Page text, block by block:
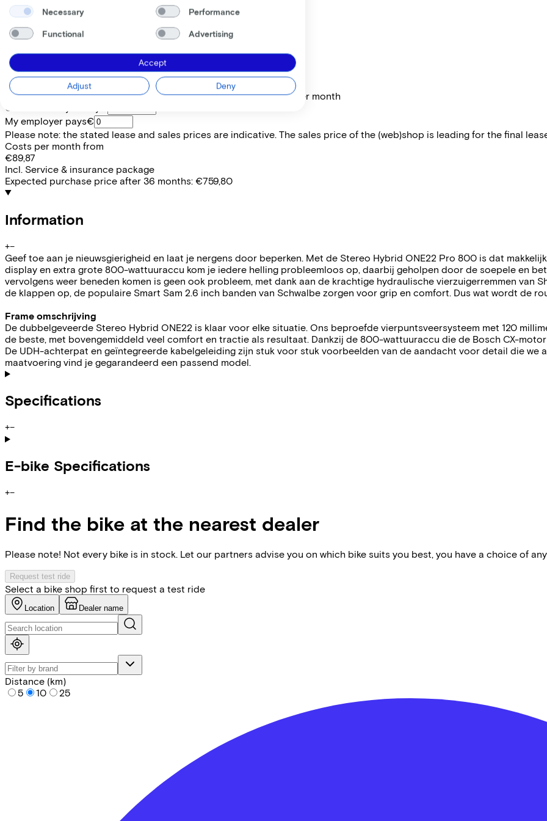
Diamond
106
No
EMPLOYEE SELF-EMPLOYED
Lease this bike through your employer. Calculate the lease price per month
Gross monthly salary
My employer pays€
Please note: the stated lease and sales prices are indicative. The sales price of the (web)shop is leading for the final
Costs per month from
€89,87
Incl. Service & insurance package
Expected purchase price after 36 months: €759,80
Information
+−
Geef toe aan je nieuwsgierigheid en laat je nergens door beperken. Met de Stereo Hybrid ONE22 Pro 800 is dat
display en extra grote 800-wattuuraccu kom je iedere helling probleemloos op, daarbij geholpen door de soepele en
vervolgens weer beneden komen is geen ook probleem, met dank aan de krachtige hydraulische vierzuigerremmen van
de klappen op, de populaire Smart Sam 2.6 inch banden van Schwalbe zorgen voor grip en comfort. Dus wat wordt de
Frame omschrijving
De dubbelgeveerde Stereo Hybrid ONE22 is klaar voor elke situatie. Ons beproefde vierpuntsveersysteem met 120
de beste, met bovengemiddeld veel comfort en tractie als resultaat. Dankzij de 800-wattuuraccu die de Bosch CX-
De UDH-achterpat en geïntegreerde kabelgeleiding zijn stuk voor stuk voorbeelden van de aandacht voor detail die we
maatvoering vind je gegarandeerd een passend model.
Specifications
+−
E-bike Specifications
+−
Find the bike at the nearest dealer
Please note! Not every bike is in stock. Let our partners advise you on which bike suits you best, you have a choice of
Request test ride
Select a bike shop first to request a test ride
Location Dealer name
Distance (km)
5
10 25
Necessary Performance
Functional Advertising
Accept
Adjust Deny